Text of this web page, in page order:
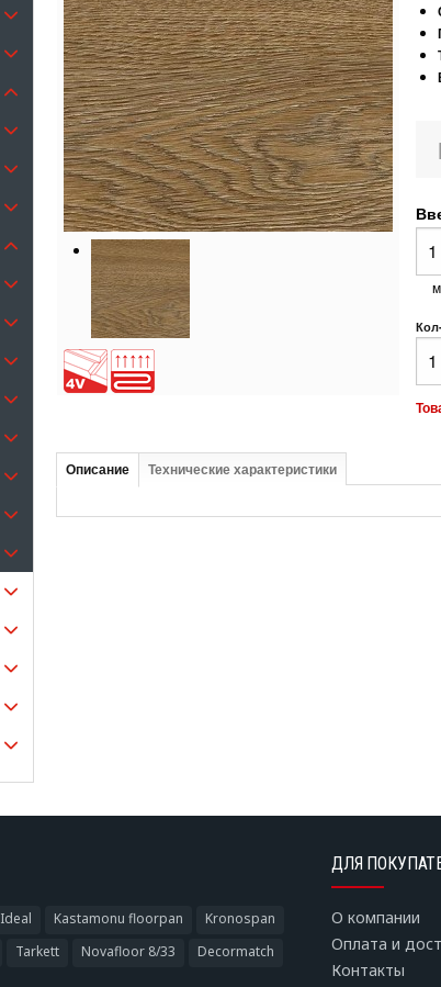
Описание Технические характеристики
ОПИСАНИЕ
Ideal Kastamonu floorpan
Kronospan
Tarkett Novafloor 8/33
Decormatch
ДЛЯ
О компании
Оплата и
Контакты